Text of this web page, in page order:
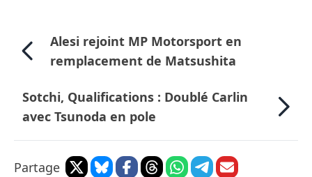
Alesi rejoint MP Motorsport en
remplacement de Matsushita
Sotchi, Qualifications : Doublé Carlin
avec Tsunoda en pole
Partage